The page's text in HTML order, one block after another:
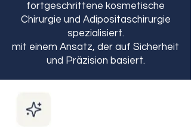
fortgeschrittene kosmetische
Chirurgie und Adipositaschirurgie
spezialisiert.
mit einem Ansatz, der auf Sicherheit
und Präzision basiert.